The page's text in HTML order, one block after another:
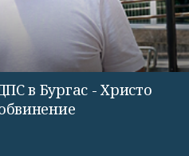
в Бургас - Христо